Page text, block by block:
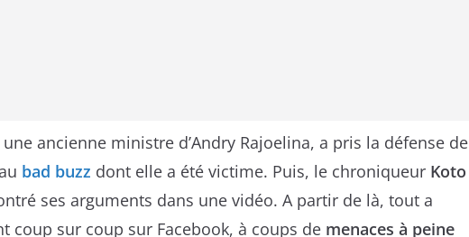
une ancienne ministre d’Andry Rajoelina, a pris la défense de
bad buzz dont elle a été victime. Puis, le chroniqueur Koto
ses arguments dans une vidéo. A partir de là, tout a
coup sur coup sur Facebook, à coups de menaces à peine